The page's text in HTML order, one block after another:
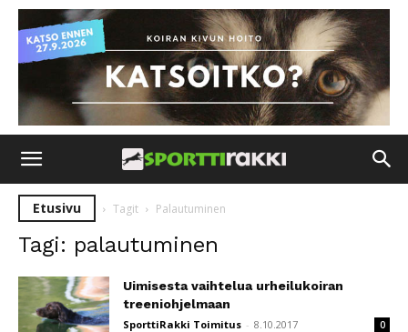
Etusivu Tagit Palautuminen
Tagi: palautuminen
Uimisesta vaihtelua urheilukoiran
treeniohjelmaan
SporttiRakki Toimitus - 8.10.2017 0